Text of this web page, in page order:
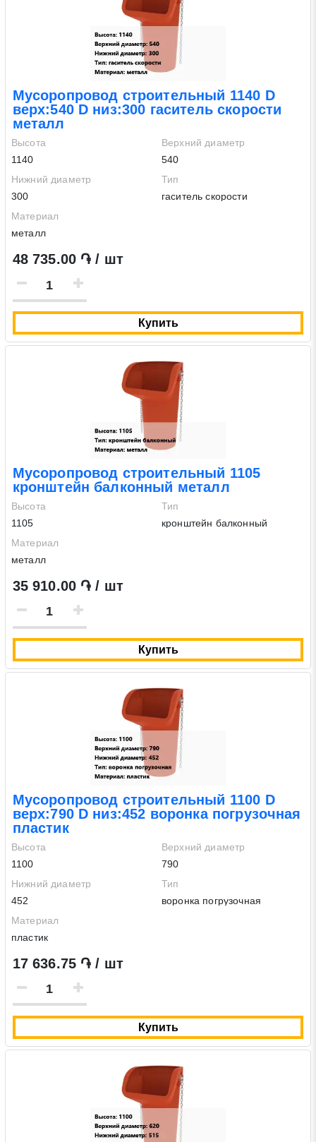
Мусоропровод строительный 1140 D
верх:540 D низ:300 гаситель скорости
металл
Высота
1140
Верхний диаметр
540
Нижний диаметр
300
Тип
гаситель скорости
Материал
металл
48 735.00 ֏ / шт
Купить
Мусоропровод строительный 1105
кронштейн балконный металл
Высота
1105
Тип
кронштейн балконный
Материал
металл
35 910.00 ֏ / шт
Купить
Мусоропровод строительный 1100 D
верх:790 D низ:452 воронка погрузочная
пластик
Высота
1100
Верхний диаметр
790
Нижний диаметр
452
Тип
воронка погрузочная
Материал
пластик
17 636.75 ֏ / шт
Купить